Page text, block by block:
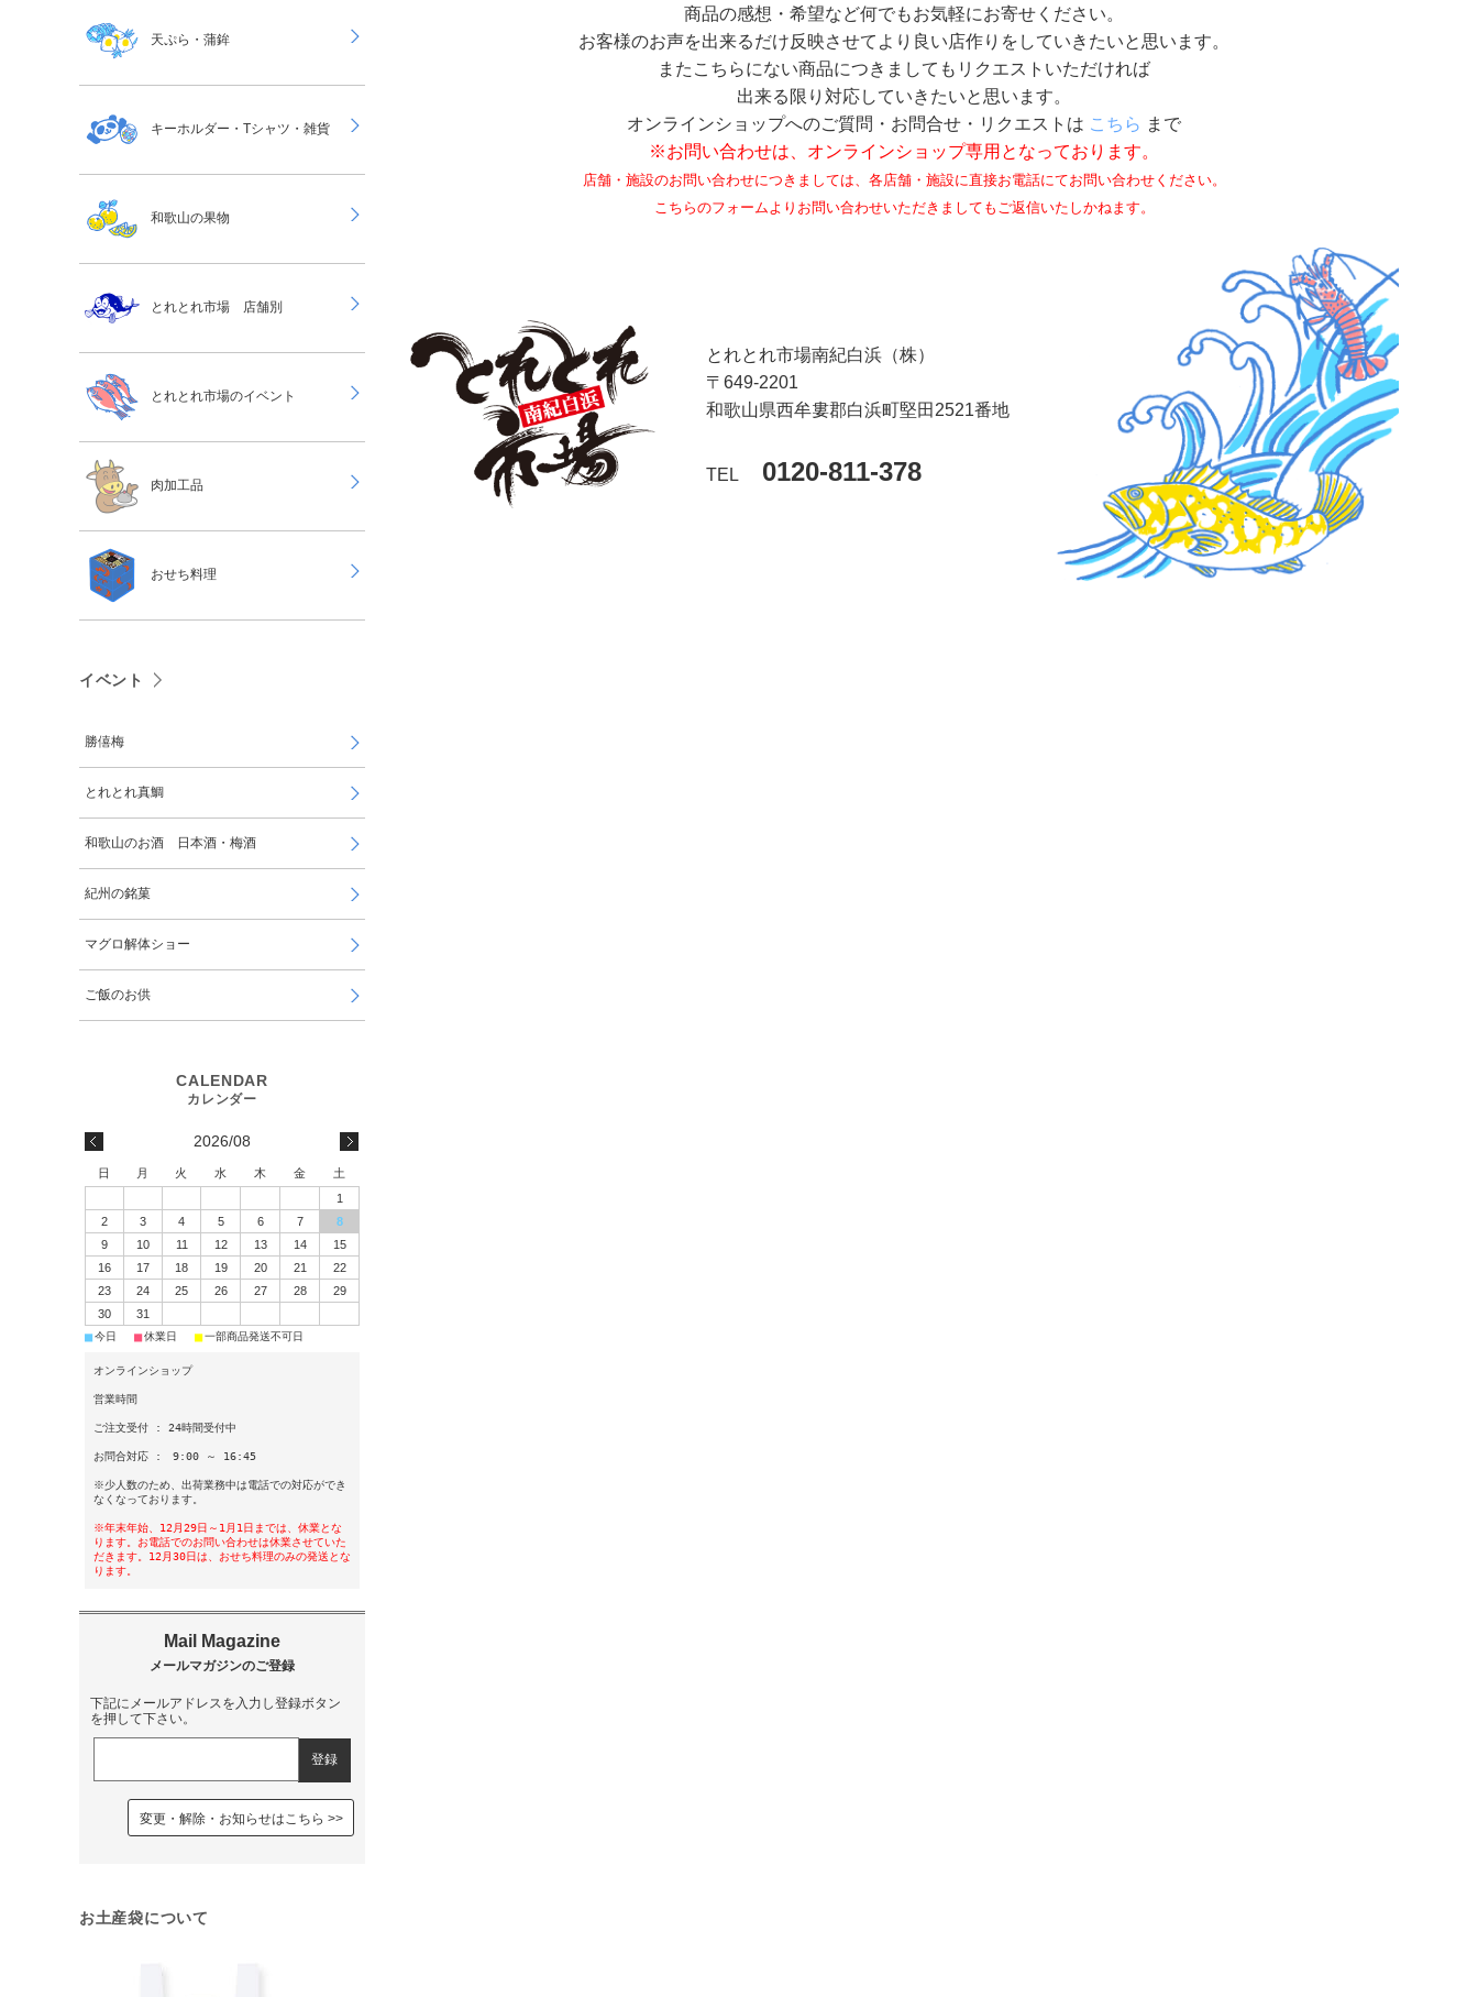
商品の感想・希望など何でもお気軽にお寄せください。
お客様のお声を出来るだけ反映させてより良い店作りをしていきたいと思います。
またこちらにない商品につきましてもリクエストいただければ
出来る限り対応していきたいと思います。
オンラインショップへのご質問・お問合せ・リクエストは こちら まで
※お問い合わせは、オンラインショップ専用となっております。
店舗・施設のお問い合わせにつきましては、各店舗・施設に直接お電話にてお問い合わせください。
こちらのフォームよりお問い合わせいただきましてもご返信いたしかねます。
とれとれ市場南紀白浜（株）
〒649-2201
和歌山県西牟婁郡白浜町堅田2521番地
TEL 0120-811-378
天ぷら・蒲鉾
キーホルダー・Tシャツ・雑貨
和歌山の果物
とれとれ市場 店舗別
とれとれ市場のイベント
肉加工品
おせち料理
イベント
勝僖梅
とれとれ真鯛
和歌山のお酒 日本酒・梅酒
紀州の銘菓
マグロ解体ショー
ご飯のお供
2026/08
日 月 火 水 木 金
土
1
2
3 4 5 6 7
8
9
10 11 12 13 14
15
16
17 18 19 20 21
22
23
24 25 26 27 28
29
30
31
■今日 ■休業日 ■一部商品発送不可日
オンラインショップ
営業時間
ご注文受付 : 24時間受付中
お問合対応 : 9:00 ～ 16:45
※少人数のため、出荷業務中は電話での対応ができ
なくなっております。
※年末年始、12月29日～1月1日までは、休業とな
ります。お電話でのお問い合わせは休業させていた
だきます。12月30日は、おせち料理のみの発送とな
ります。
下記にメールアドレスを入力し登録ボタン
を押して下さい。
変更・解除・お知らせはこちら
お土産袋について